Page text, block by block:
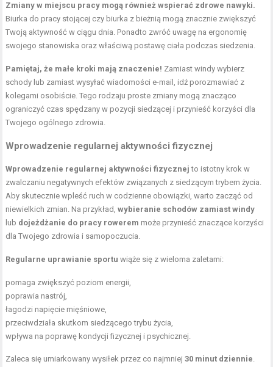
Zmiany w miejscu pracy mogą również wspierać zdrowe nawyki.
Biurka do pracy stojącej czy biurka z bieżnią mogą znacznie zwiększyć
Twoją aktywność w ciągu dnia. Ponadto zwróć uwagę na ergonomię
swojego stanowiska oraz właściwą postawę ciała podczas siedzenia.
Pamiętaj, że małe kroki mają znaczenie! Zamiast windy wybierz
schody lub zamiast wysyłać wiadomości e-mail, idź porozmawiać z
kolegami osobiście. Tego rodzaju proste zmiany mogą znacząco
ograniczyć czas spędzany w pozycji siedzącej i przynieść korzyści dla
Twojego ogólnego zdrowia.
Wprowadzenie regularnej aktywności fizycznej
Wprowadzenie regularnej aktywności fizycznej to istotny krok w
zwalczaniu negatywnych efektów związanych z siedzącym trybem życia.
Aby skutecznie wpleść ruch w codzienne obowiązki, warto zacząć od
niewielkich zmian. Na przykład,wybieranie schodów zamiast windy
lub dojeżdżanie do pracy rowerem może przynieść znaczące korzyści
dla Twojego zdrowia i samopoczucia.
Regularne uprawianie sportu wiąże się z wieloma zaletami:
pomaga zwiększyć poziom energii,
poprawia nastrój,
łagodzi napięcie mięśniowe,
przeciwdziała skutkom siedzącego trybu życia,
wpływa na poprawę kondycji fizycznej i psychicznej.
Zaleca się umiarkowany wysiłek przez co najmniej30 minut dziennie.